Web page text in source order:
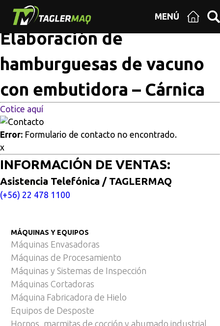
MENÚ
Multisitios
vacuno con embutidora – Cárnica
Elaboración de
hamburguesas de vacuno
con embutidora – Cárnica
Cotice aquí
Error: Formulario de contacto no encontrado.
x
INFORMACIÓN DE VENTAS:
Asistencia Telefónica / TAGLERMAQ
(+56) 22 478 1100
MÁQUINAS Y EQUIPOS
Máquinas Envasadoras
Máquinas de Procesamiento
Máquinas y Sistemas de Inspección
Máquinas Cortadoras
Máquina Fabricadora de Hielo
Equipos de Desposte
Hornos, marmitas de cocción y ahumado industrial